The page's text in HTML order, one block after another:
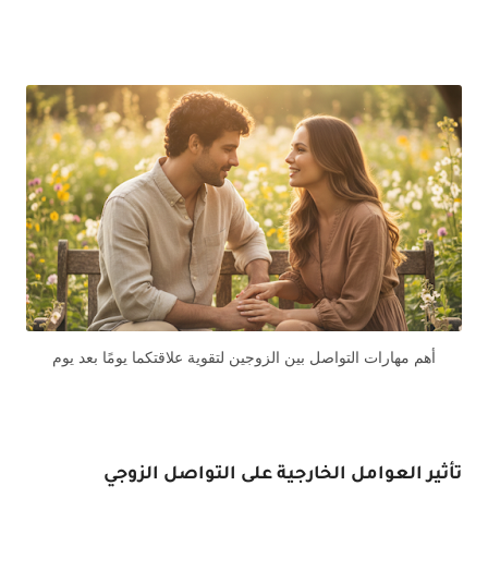
أهم مهارات التواصل بين الزوجين لتقوية علاقتكما يومًا بعد يوم
تأثير العوامل الخارجية على التواصل الزوجي